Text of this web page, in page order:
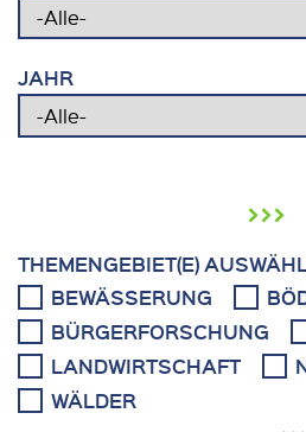
JAHR
›››
THEMENGEBIET(E)
BEWÄSSERUNG
BÜRGERFORSCHUNG
LANDWIRTSCHAFT
WÄLDER